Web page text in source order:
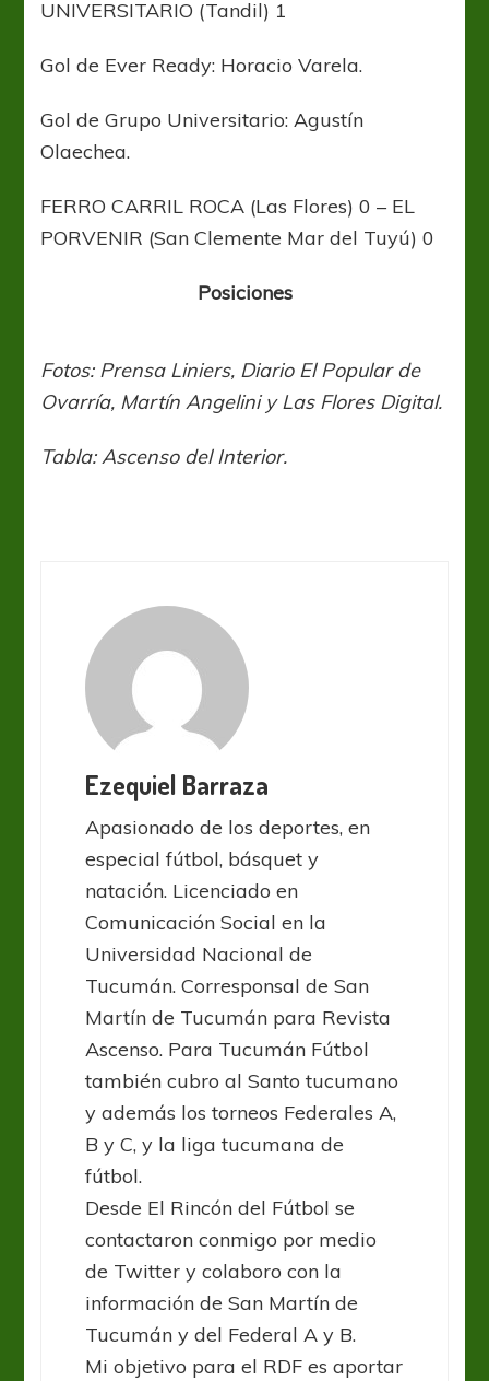
UNIVERSITARIO (Tandil) 1
Gol de Ever Ready: Horacio Varela.
Gol de Grupo Universitario: Agustín
Olaechea.
FERRO CARRIL ROCA (Las Flores) 0 – EL
PORVENIR (San Clemente Mar del Tuyú) 0
Posiciones
Fotos: Prensa Liniers, Diario El Popular de
Ovarría, Martín Angelini y Las Flores Digital.
Tabla: Ascenso del Interior.
Ezequiel Barraza
Apasionado de los deportes, en
especial fútbol, básquet y
natación. Licenciado en
Comunicación Social en la
Universidad Nacional de
Tucumán. Corresponsal de San
Martín de Tucumán para Revista
Ascenso. Para Tucumán Fútbol
también cubro al Santo tucumano
y además los torneos Federales A,
B y C, y la liga tucumana de
fútbol.
Desde El Rincón del Fútbol se
contactaron conmigo por medio
de Twitter y colaboro con la
información de San Martín de
Tucumán y del Federal A y B.
Mi objetivo para el RDF es aportar